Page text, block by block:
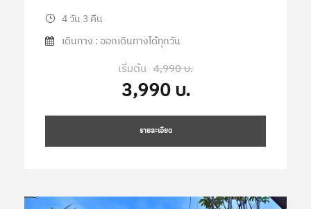
4 วัน 3 คืน
เดินทาง : ออกเดินทางได้ทุกวัน
เริ่มต้น 4,990 บ.
3,990 บ.
รายละเอียด